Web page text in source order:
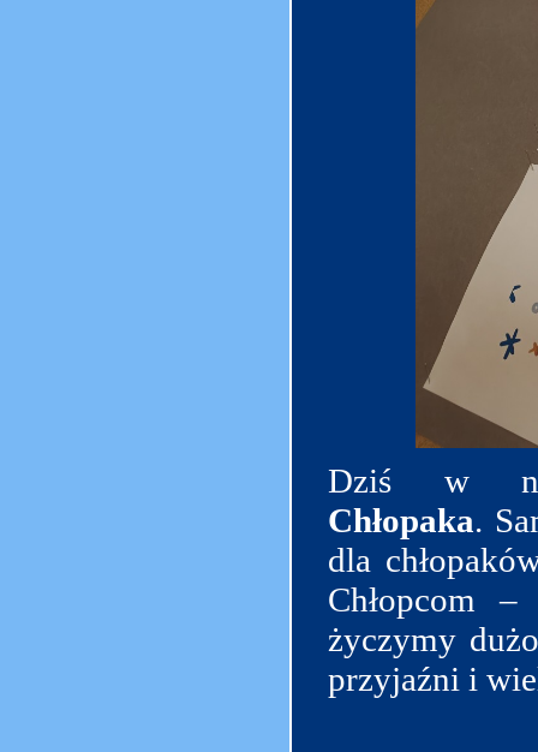
Dziś w
Chłopaka.
dla
Chłopcom
życzymy
przyjaźni i